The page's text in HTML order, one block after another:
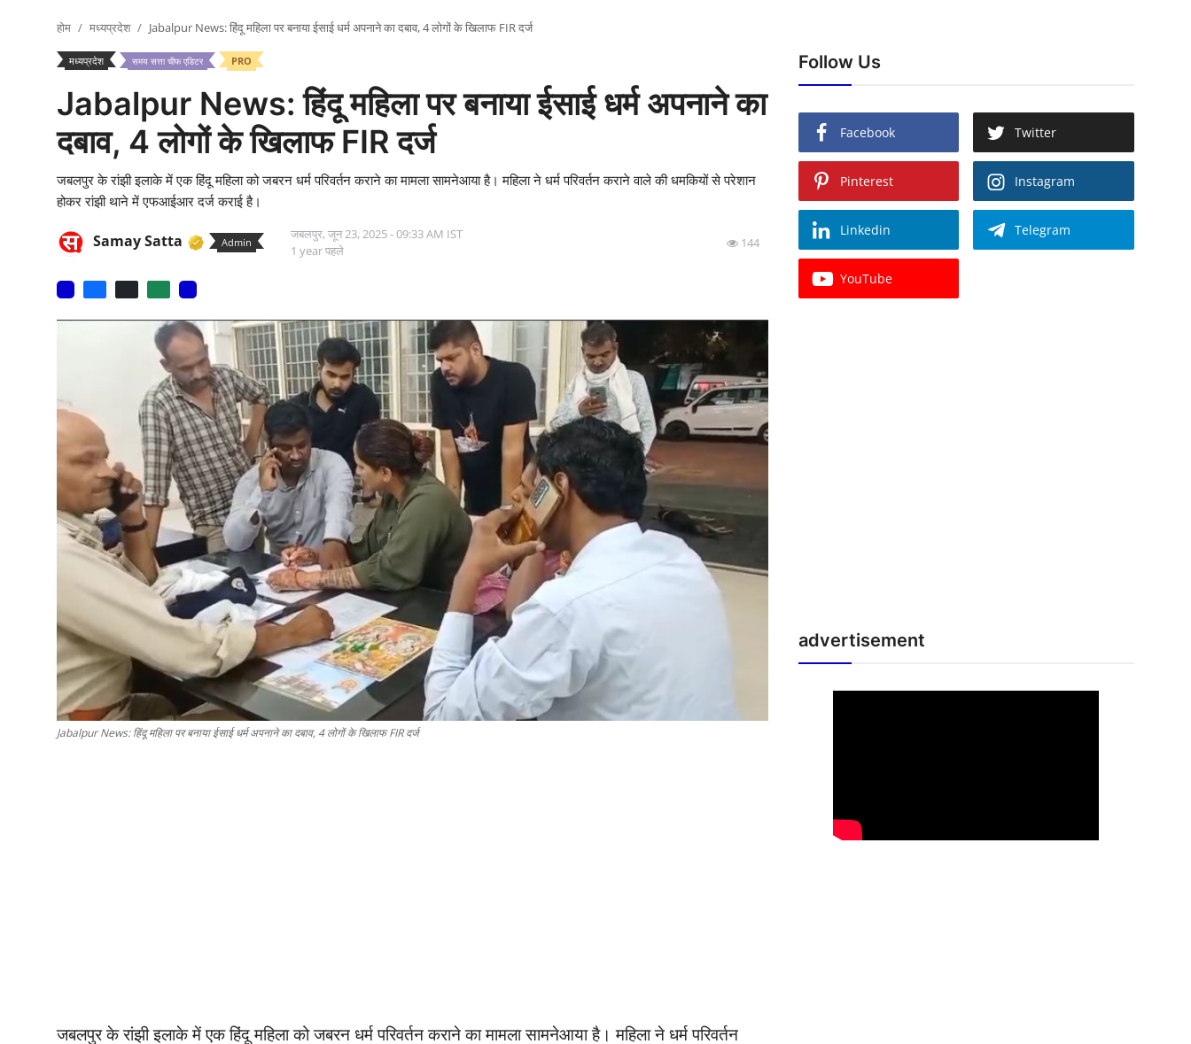
लाइफ स्टाइल
टिप्पणी - एक नया लेख
होम मध्यप्रदेश Jabalpur News: हिंदू महिला पर बनाया ईसाई धर्म अपनाने का दबाव, 4 लोगों के खिलाफ FIR दर्ज
मध्यप्रदेश समय सत्ता चीफ एडिटर PRO
Jabalpur News: हिंदू महिला पर बनाया ईसाई धर्म अपनाने का
दबाव, 4 लोगों के खिलाफ FIR दर्ज
जबलपुर के रांझी इलाके में एक हिंदू महिला को जबरन धर्म परिवर्तन कराने का मामला सामनेआया है। महिला ने धर्म परिवर्तन कराने वाले की धमकियों से परेशान
होकर रांझी थाने में एफआईआर दर्ज कराई है।
Samay Satta Admin
जबलपुर,जून 23, 2025 - 09:33 AM IST
1 year पहले
144
Jabalpur News: हिंदू महिला पर बनाया ईसाई धर्म अपनाने का दबाव, 4 लोगों के खिलाफ FIR दर्ज
जबलपुर के रांझी इलाके में एक हिंदू महिला को जबरन धर्म परिवर्तन कराने का मामला सामनेआया है। महिला ने धर्म परिवर्तन
Follow Us
Facebook Twitter
Pinterest Instagram
Linkedin Telegram
YouTube
advertisement